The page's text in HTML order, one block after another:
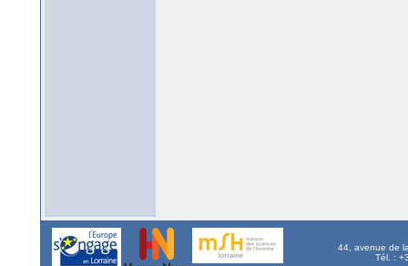
44, avenue de
Tél. :